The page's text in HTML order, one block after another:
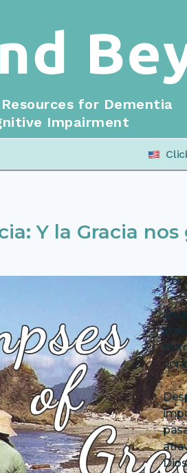
for Dementia
Impairment
Y la Gracia nos
Por